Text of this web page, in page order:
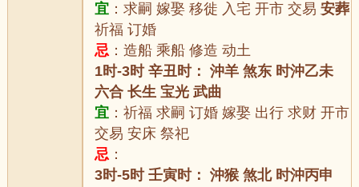
宜 ：求嗣 嫁娶 移徙 入宅 开市 交易安葬
祈福 订婚
忌 ：造船 乘船 修造 动土
1时-3时 辛丑时： 沖羊 煞东 时沖乙未
六合 长生 宝光 武曲
宜 ：祈福 求嗣 订婚 嫁娶 出行 求财 开市
交易 安床 祭祀
忌 ：
3时-5时 壬寅时： 沖猴 煞北 时沖丙申